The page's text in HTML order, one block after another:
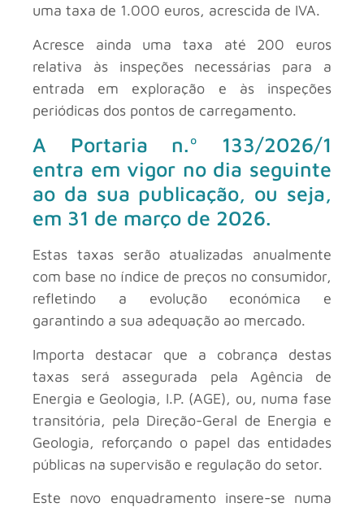
uma taxa de 1.000 euros, acrescida de IVA.
Acresce ainda uma taxa até 200 euros
relativa às inspeções necessárias para a
entrada em exploração e às inspeções
periódicas dos pontos de carregamento.
A Portaria n.º 133/2026/1
entra em vigor no dia seguinte
ao da sua publicação, ou seja,
em 31 de março de 2026.
Estas taxas serão atualizadas anualmente
com base no índice de preços no consumidor,
refletindo a evolução económica e
garantindo a sua adequação ao mercado.
Importa destacar que a cobrança destas
taxas será assegurada pela Agência de
Energia e Geologia, I.P. (AGE), ou, numa fase
transitória, pela Direção-Geral de Energia e
Geologia, reforçando o papel das entidades
públicas na supervisão e regulação do setor.
Este novo enquadramento insere-se numa